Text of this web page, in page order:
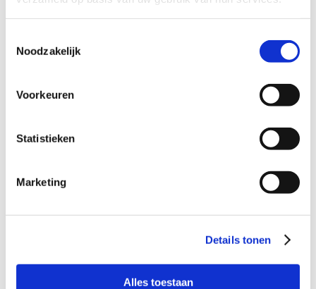
Noodzakelijk
Voorkeuren
Statistieken
Marketing
Details tonen
Alles toestaan
In welk gezin met veel mannelijke